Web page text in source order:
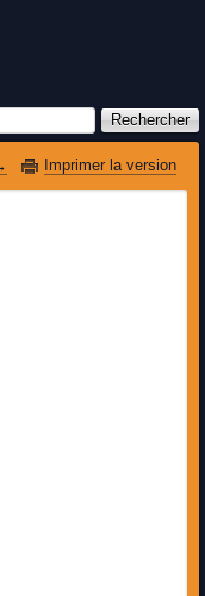
Rechercher
Imprimer la version